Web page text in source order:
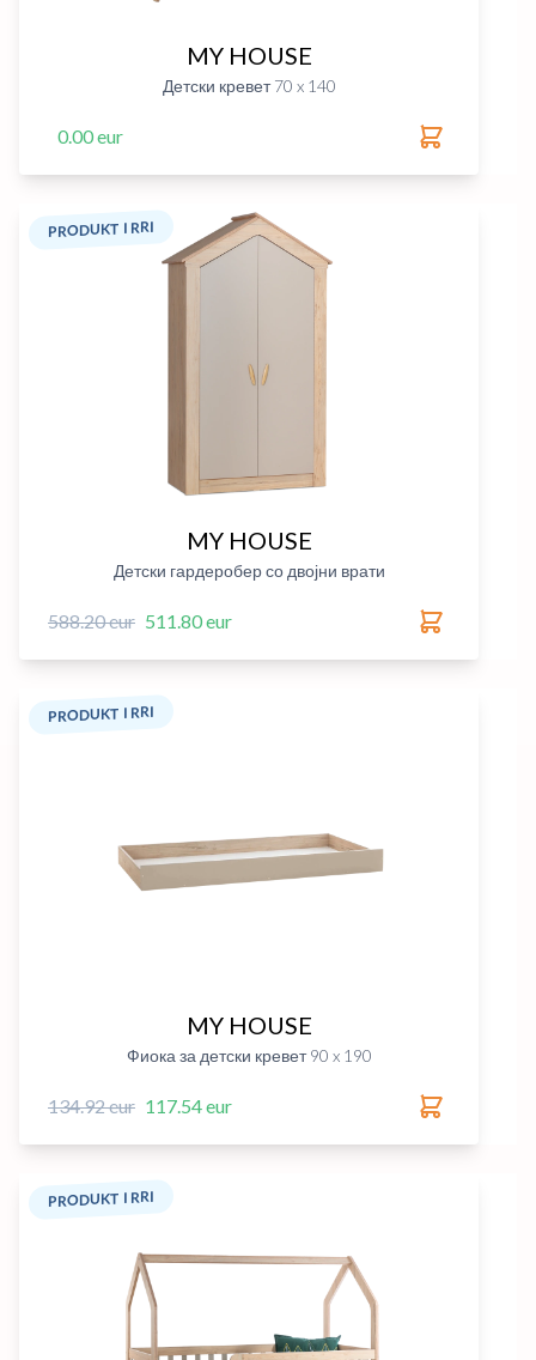
MY HOUSE
Детски кревет 70 x 140
0.00 eur
PRODUKT I RRI
MY HOUSE
Детски гардеробер со двојни врати
588.20 eur 511.80 eur
PRODUKT I RRI
MY HOUSE
Фиока за детски кревет 90 x 190
134.92 eur 117.54 eur
PRODUKT I RRI